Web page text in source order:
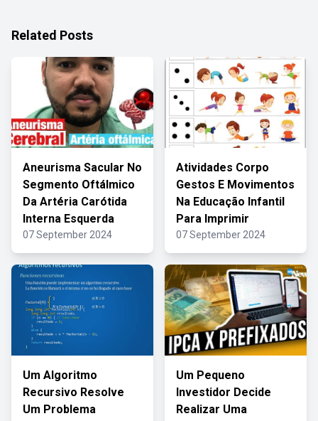
Related Posts
Aneurisma Sacular No
Segmento Oftálmico
Da Artéria Carótida
Interna Esquerda
07 September 2024
Atividades Corpo
Gestos E Movimentos
Na Educação Infantil
Para Imprimir
07 September 2024
Um Algoritmo
Recursivo Resolve
Um Problema
Um Pequeno
Investidor Decide
Realizar Uma